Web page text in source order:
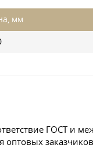
мм
ГОСТ и
оптовых